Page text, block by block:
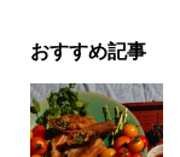
おすすめ記事